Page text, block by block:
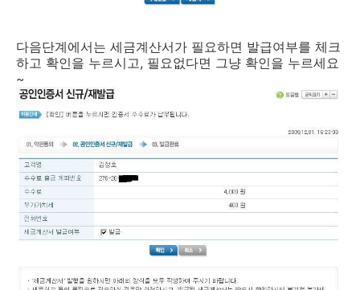
다음단계에서는 세금계산서가 필요하면 발급여부를 체크
하고 확인을 누르시고, 필요없다면 그냥 확인을 누르세요
~